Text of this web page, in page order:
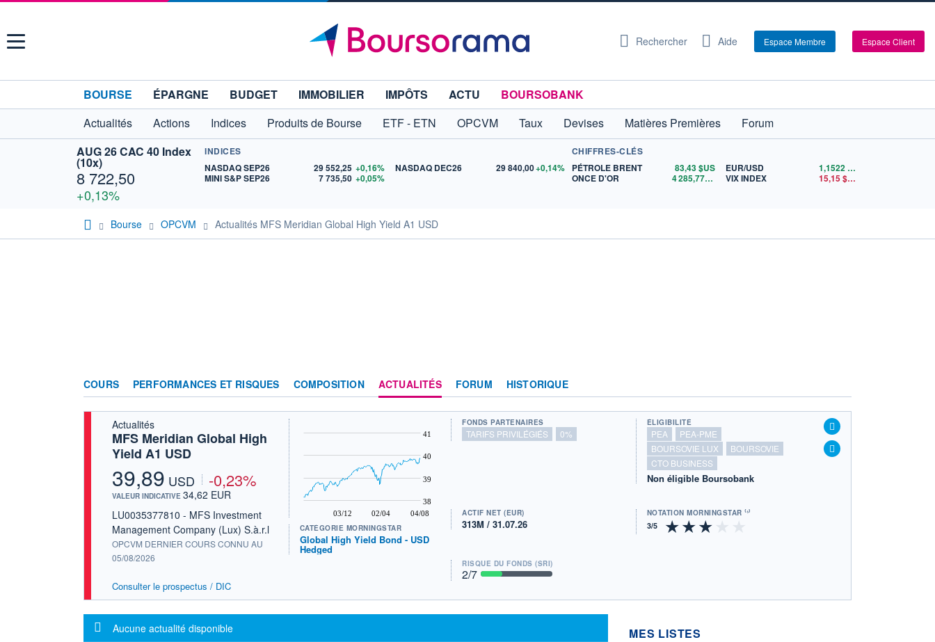
Menu Rechercher Aide Espace Membre Espace Client
BOURSE ÉPARGNE BUDGET IMMOBILIER IMPÔTS ACTU
BOURSOBANK
Actualités
Actions Indices Produits de Bourse ETF - ETN OPCVM Taux Devises Matières Premières
Forum
AUG 26 CAC 40 Index
(10x)
8 722,50
+0,13%
INDICES
NASDAQ SEP26
29 552,25 +0,16%
MINI S&P SEP26
7 735,50 +0,05%
NASDAQ DEC26 29 840,00+0,14%
CHIFFRES-CLÉS
PÉTROLE BRENT
83,43$US
ONCE D'OR
4 285,77
$US
EUR/USD 1,1522$US
VIX INDEX
15,15$US
Bourse OPCVM Actualités MFS Meridian Global High Yield A1 USD
COURS PERFORMANCES ET RISQUES COMPOSITION ACTUALITÉS FORUM HISTORIQUE
Actualités
MFS Meridian Global High
Yield A1 USD
39,89 USD -0,23%
VALEUR INDICATIVE 34,62 EUR
LU0035377810 - MFS Investment
Management Company (Lux) S.à.r.l
OPCVM DERNIER COURS CONNU AU
05/08/2026
Consulter le prospectus / DIC
03/12 02/04 04/08
38
39
40
41
CATÉGORIE MORNINGSTAR
Global High Yield Bond - USD
Hedged
FONDS PARTENAIRES
TARIFS PRIVILÉGIÉS 0%
ÉLIGIBILITÉ
PEA
PEA-PME
BOURSOVIE LUX
BOURSOVIE
CTO BUSINESS
Non éligible Boursobank
ACTIF NET (EUR)
313M / 31.07.26
NOTATION MORNINGSTAR ⁽¹⁾
RISQUE DU FONDS (SRI)
2/7
Message d'information
Aucune actualité disponible MES LISTES